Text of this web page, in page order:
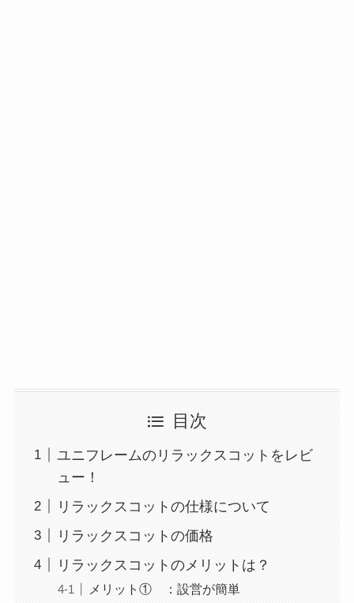
目次
ユニフレームのリラックスコットをレビ
ュー！
リラックスコットの仕様について
リラックスコットの価格
リラックスコットのメリットは？
メリット① ：設営が簡単